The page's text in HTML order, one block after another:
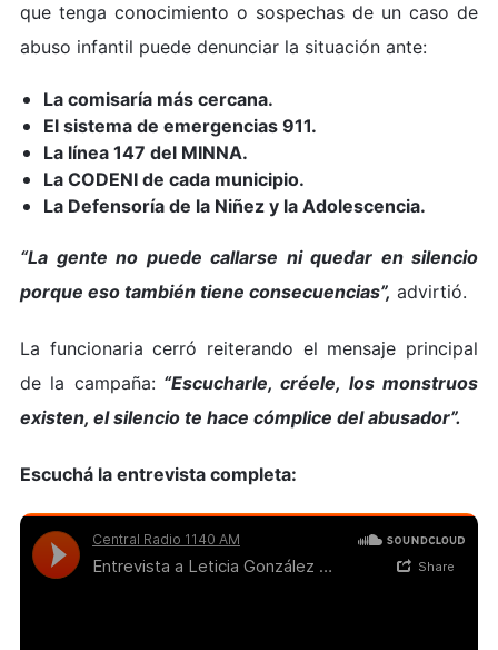
que tenga conocimiento o sospechas de un caso de
abuso infantil puede denunciar la situación ante:
La comisaría más cercana.
El sistema de emergencias 911.
La línea 147 del MINNA.
La CODENI de cada municipio.
La Defensoría de la Niñez y la Adolescencia.
“La gente no puede callarse ni quedar en silencio
porque eso también tiene consecuencias”, advirtió.
La funcionaria cerró reiterando el mensaje principal
de la campaña:“Escucharle, créele, los monstruos
existen, el silencio te hace cómplice del abusador”.
Escuchá la entrevista completa: